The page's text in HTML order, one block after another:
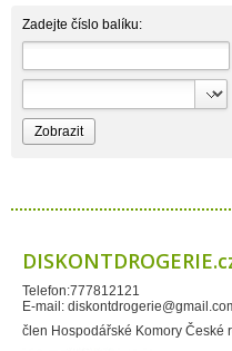
Biolit
BIOM s.r.o.
Bioprospect
Bispol
Blue Stratos
BlueSun
Bolton
BumusCare GmBh
Certex
Chante Clair
Chopa
ChupaChups
Zadejte číslo balíku:
Telefon:777812121
E-mail:
člen Hospodářské Komory České